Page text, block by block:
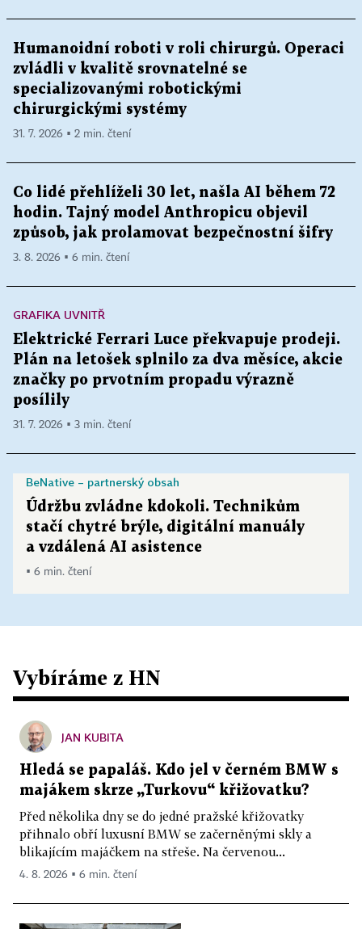
Humanoidní roboti v roli chirurgů. Operaci
zvládli v kvalitě srovnatelné se
specializovanými robotickými
chirurgickými systémy
31. 7. 2026 ▪ 2 min. čtení
Co lidé přehlíželi 30 let, našla AI během 72
hodin. Tajný model Anthropicu objevil
způsob, jak prolamovat bezpečnostní šifry
3. 8. 2026 ▪ 6 min. čtení
GRAFIKA UVNITŘ
Elektrické Ferrari Luce překvapuje prodeji.
Plán na letošek splnilo za dva měsíce, akcie
značky po prvotním propadu výrazně
posílily
31. 7. 2026 ▪ 3 min. čtení
BeNative – partnerský obsah
Údržbu zvládne kdokoli. Technikům
stačí chytré brýle, digitální manuály
a vzdálená AI asistence
▪ 6 min. čtení
Vybíráme z HN
JAN KUBITA
Hledá se papaláš. Kdo jel v černém BMW s
majákem skrze „Turkovu“ křižovatku?
Před několika dny se do jedné pražské křižovatky
přihnalo obří luxusní BMW se začerněnými skly a
blikajícím majáčkem na střeše. Na červenou...
4. 8. 2026 ▪ 6 min. čtení